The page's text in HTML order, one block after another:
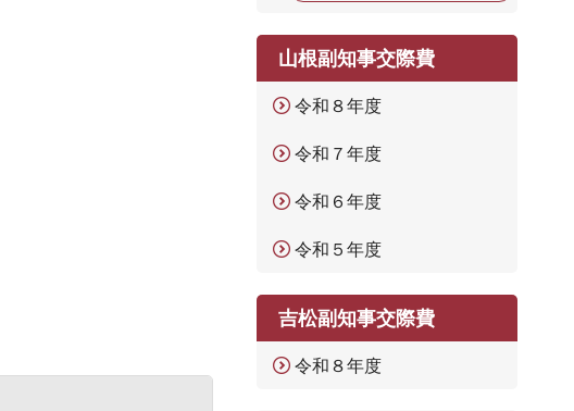
山根副知事交際費
令和８年度
令和７年度
令和６年度
令和５年度
吉松副知事交際費
令和８年度